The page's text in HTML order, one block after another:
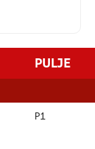
PULJE
P1